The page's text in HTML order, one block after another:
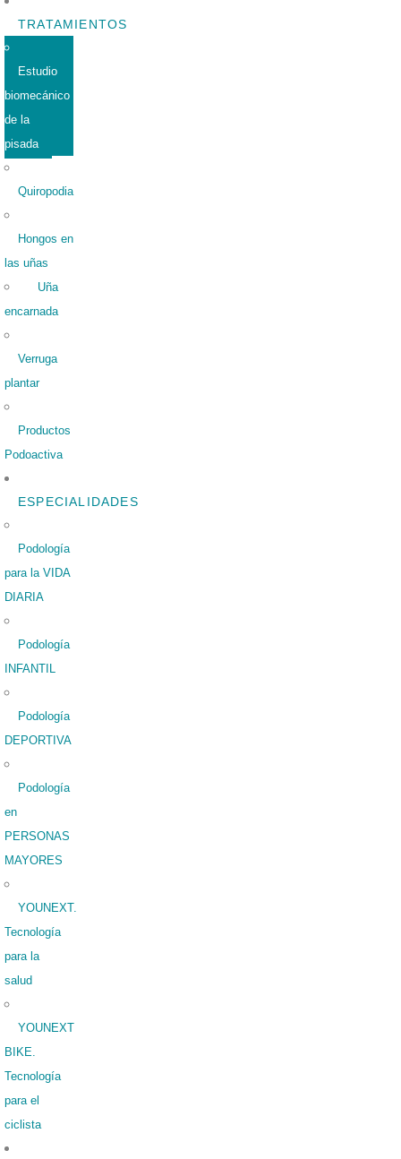
TRATAMIENTOS
Estudio
biomecánico
de la
pisada
Quiropodia
Hongos en
las uñas
Uña
encarnada
Verruga
plantar
Productos
Podoactiva
ESPECIALIDADES
Podología
para la VIDA
DIARIA
Podología
INFANTIL
Podología
DEPORTIVA
Podología
en
PERSONAS
MAYORES
YOUNEXT.
Tecnología
para la
salud
YOUNEXT
BIKE.
Tecnología
para el
ciclista